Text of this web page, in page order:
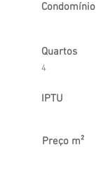
Condomínio
Quartos
4
IPTU
Preço m²